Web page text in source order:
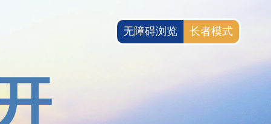
无障碍浏览 长者模式